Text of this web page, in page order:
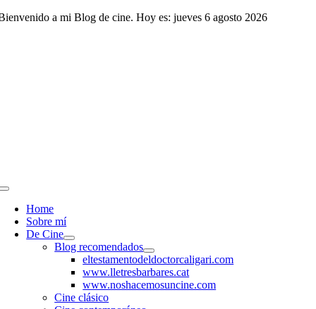
Saltar
a mi Blog de cine. Hoy es: jueves 6 agosto 2026
Toggle
NavigationHome
Sobre mí
De Cine
Blog recomendados
eltestamentodeldoctorcaligari.com
www.lletresbarbares.cat
www.noshacemosuncine.com
Cine clásico